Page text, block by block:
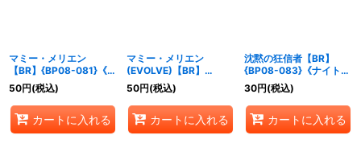
マミー・メリエン
【BR】{BP08-081}《ナ
イトメア》
50円(税込)
カートに入れる
マミー・メリエン
(EVOLVE)【BR】
{BP08-082}《ナイトメ
ア》
50円(税込)
カートに入れる
沈黙の狂信者【BR】
{BP08-083}《ナイトメ
ア》
30円(税込)
カートに入れる